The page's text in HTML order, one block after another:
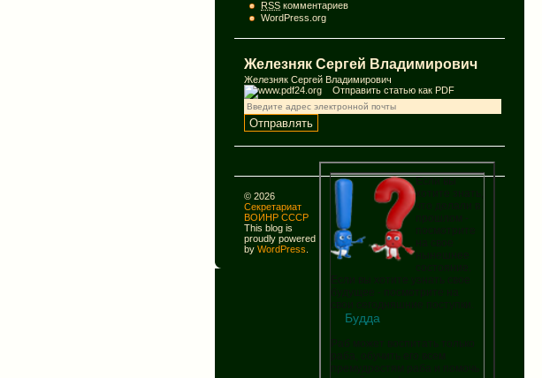
RSS комментариев
WordPress.org
Железняк Сергей Владимирович
Железняк Сергей Владимирович
Отправить статью как PDF
Если вы
Будда
© 2026
Секретариат
ВОИНР СССР
This blog is
proudly powered
by WordPress